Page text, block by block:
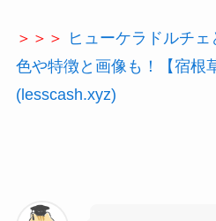
＞＞＞ ヒューケラドルチ
色や特徴と画像も！【宿根
(lesscash.xyz)